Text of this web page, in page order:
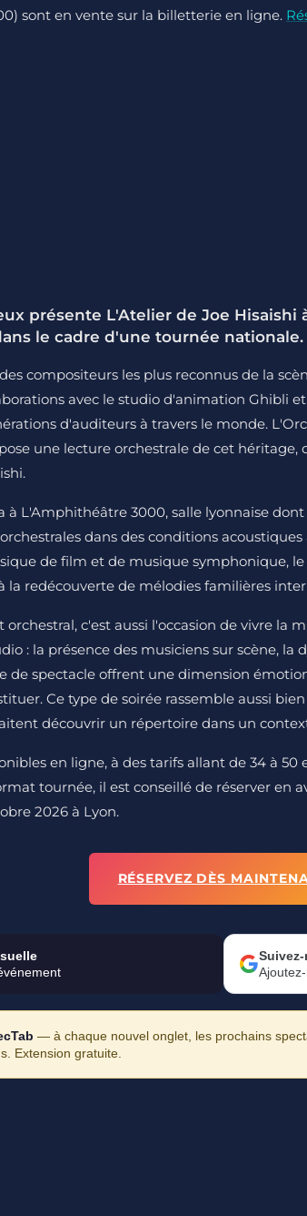
sont en vente sur la billetterie en ligne.
présente L'Atelier de Joe Hisaishi
le cadre d'une tournée nationale.
compositeurs les plus reconnus de la
avec le studio d'animation Ghibli
d'auditeurs à travers le monde.
une lecture orchestrale de cet
à L'Amphithéâtre 3000, salle lyonnaise
dans des conditions
de film et de musique symphonique,
la redécouverte de mélodies familières
orchestral, c'est aussi l'occasion de vivre la
: la présence des musiciens sur scène,
de spectacle offrent une dimension
Ce type de soirée rassemble aussi
découvrir un répertoire dans un
en ligne, à des tarifs allant de 34 à
tournée, il est conseillé de réserver en
2026 à Lyon.
RÉSERVEZ DÈS
— à chaque nouvel onglet, les prochains
Extension gratuite.